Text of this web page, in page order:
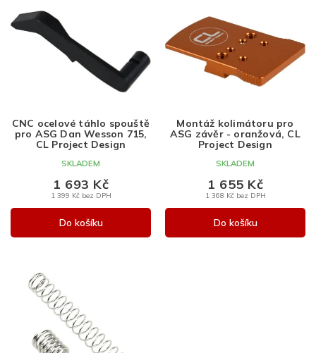
r
o
u
k
t
Nejprodávanější
Abecedně
ý
p
d
u
CNC ocelové táhlo spouště
pro ASG Dan Wesson 715,
CL Project Design
SKLADEM
1 399 Kč bez DPH
1 693 Kč
Do košíku
Montáž kolimátoru pro
ASG závěr - oranžová, CL
Project Design
SKLADEM
1 368 Kč bez DPH
1 655 Kč
Do košíku